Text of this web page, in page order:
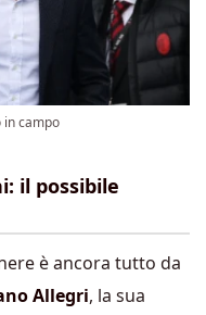
in campo
il possibile
è ancora tutto da
Allegri, la sua